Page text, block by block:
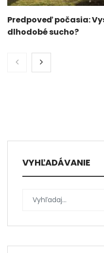
Predpoveď počasia:
dlhodobé sucho?
VYHĽADÁVANIE